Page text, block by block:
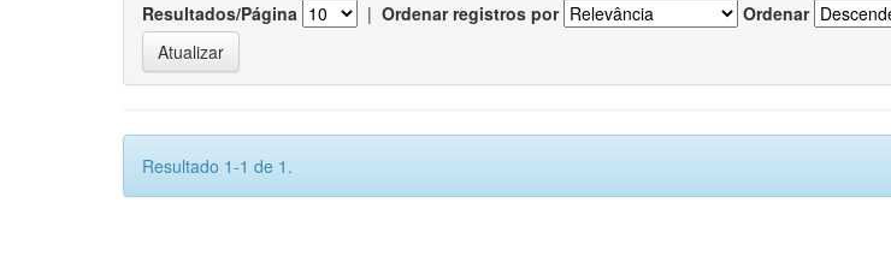
Resultados/Página | Ordenar registros por Ordenar
Resultado 1-1 de 1.